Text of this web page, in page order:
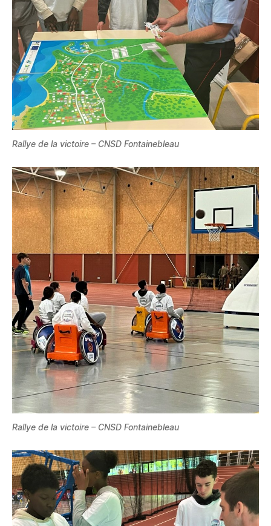
Rallye de la victoire – CNSD Fontainebleau
Rallye de la victoire – CNSD Fontainebleau